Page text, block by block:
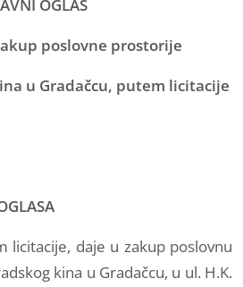
OGLAS
poslovne prostorije
u Gradačcu, putem licitacije
licitacije, daje u zakup poslovnu
kina u Gradačcu, u ul. H.K.